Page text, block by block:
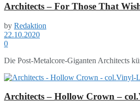
Architects – For Those That
by Redaktion
22.10.2020
0
Die Post-Metalcore-Giganten Architects
Architects – Hollow Crown –